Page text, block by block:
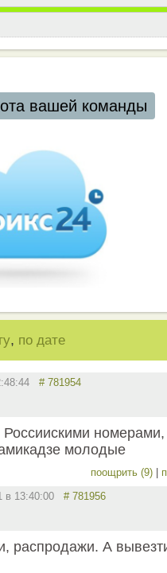
и кафе
, по дате
# 781954
молодые
поощрить (9)
в 13:40:00 # 781956
распродажи. А